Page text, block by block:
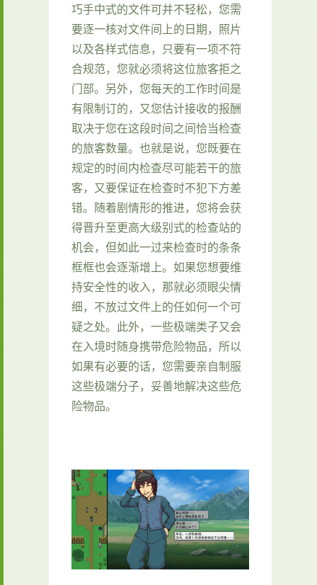
巧手中式的文件可并不轻松，您需
要逐一核对文件间上的日期，照片
以及各样式信息，只要有一项不符
合规范，您就必须将这位旅客拒之
门部。另外，您每天的工作时间是
有限制订的，又您估计接收的报酬
取决于您在这段时间之间恰当检查
的旅客数量。也就是说，您既要在
规定的时间内检查尽可能若干的旅
客，又要保证在检查时不犯下方差
错。随着剧情形的推进，您将会获
得晋升至更高大级别式的检查站的
机会，但如此一过来检查时的条条
框框也会逐渐增上。如果您想要维
持安全性的收入，那就必须眼尖情
细，不放过文件上的任如何一个可
疑之处。此外，一些极端类子又会
在入境时随身携带危险物品，所以
如果有必要的话，您需要亲自制服
这些极端分子，妥善地解决这些危
险物品。